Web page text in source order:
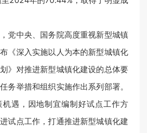
中央、国务院高度重视新型城镇
《深入实施以人为本的新型城镇化
》对推进新型城镇化建设的总体要
务举措和组织实施作出系列部署。
遇，因地制宜编制好试点工作方
试点工作，打通推进新型城镇化建